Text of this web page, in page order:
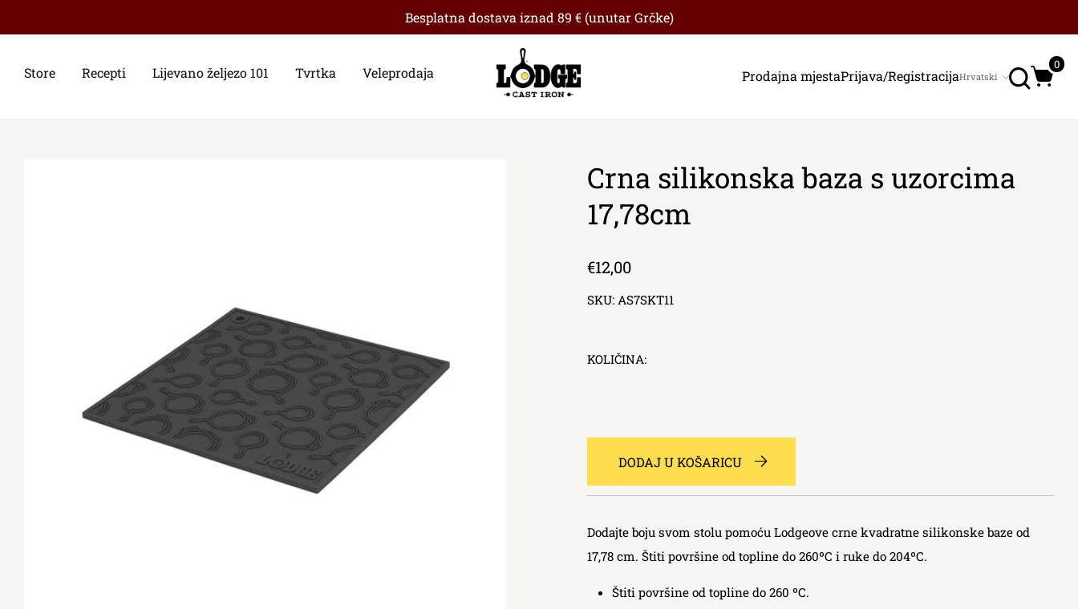
Besplatna dostava iznad 89 € (unutar Grčke)
Store Recepti Lijevano željezo 101 Tvrtka Veleprodaja Prodajna mjestaPrijava/RegistracijaHrvatski
Traži
0
Crna silikonska baza s uzorcima
17,78cm
Redna
€12,00
SKU:AS7SKT11
KOLIČINA:
DODAJ U KOŠARICU
Dodajte boju svom stolu pomoću Lodgeove crne kvadratne silikonske baze od
17,78 cm. Štiti površine od topline do 260ºC i ruke do 204ºC.
Štiti površine od topline do 260 ºC.